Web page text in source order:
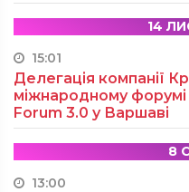
14
15:01
Делегація компанії
міжнародному
Forum 3.0 у Варшаві
8
13:00